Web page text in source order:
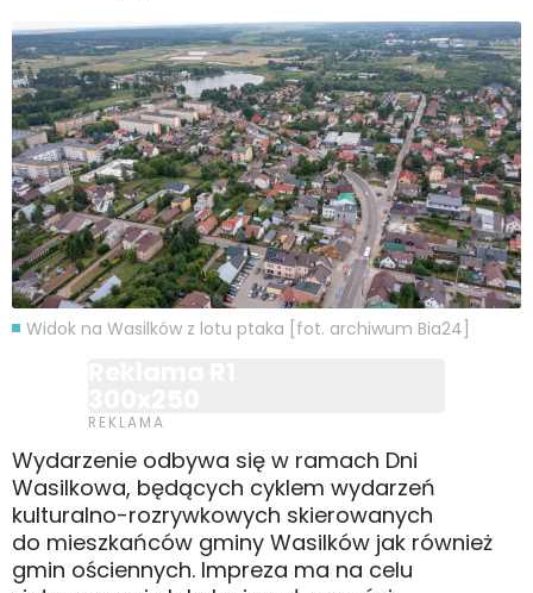
Widok na Wasilków z lotu ptaka [fot. archiwum Bia24]
Wydarzenie odbywa się w ramach Dni
Wasilkowa, będących cyklem wydarzeń
kulturalno-rozrywkowych skierowanych
do mieszkańców gminy Wasilków jak również
gmin ościennych. Impreza ma na celu